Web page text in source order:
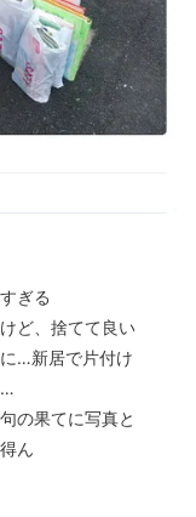
ぎる
ど、捨てて良い
…新居で片付け
…
の果てに写真と
ん